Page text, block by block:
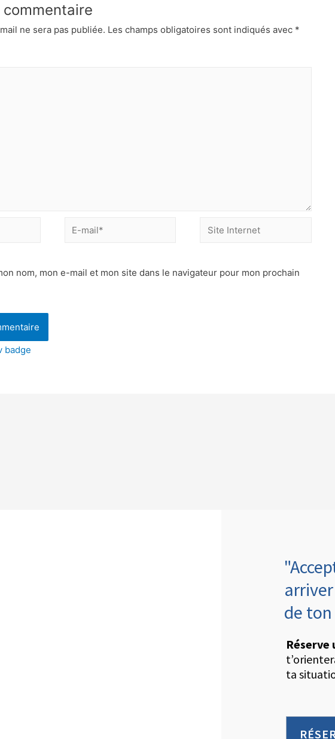
ne sera pas publiée. Les champs obligatoires sont indiqués avec *
nom, mon e-mail et mon site dans le navigateur pour mon prochain
de
Réserve
ta